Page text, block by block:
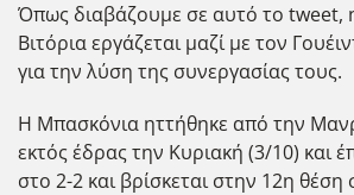
Όπως διαβάζουμε σε αυτό το tweet,
Βιτόρια εργάζεται μαζί με τον
για την λύση της συνεργασίας τους.
Η Μπασκόνια ηττήθηκε από την
εκτός έδρας την Κυριακή (3/10) και
στο 2-2 και βρίσκεται στην 12η θέση